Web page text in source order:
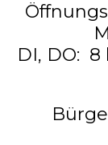
DI, DO: 8